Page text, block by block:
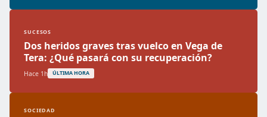
SUCESOS
Dos heridos graves tras vuelco en Vega de
Tera: ¿Qué pasará con su recuperación?
Hace 1h ÚLTIMA HORA
SOCIEDAD